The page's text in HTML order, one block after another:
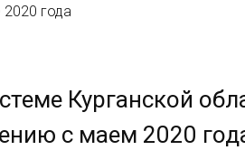
2020 года
Курганской
с маем 2020